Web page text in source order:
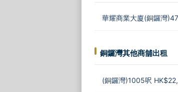
華耀商業大廈(銅鑼灣
銅鑼灣其他商舖出租
(銅鑼灣)1005呎